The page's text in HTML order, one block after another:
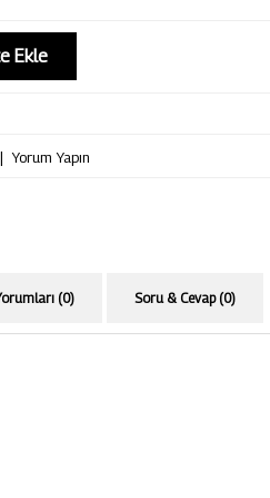
Ekle
|Yorum Yapın
(0) Soru & Cevap (0)